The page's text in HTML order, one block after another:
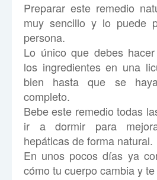
Preparar este remedio
muy sencillo y lo puede
persona.
Lo único que debes
los ingredientes en una
bien hasta que se
completo.
Bebe este remedio todas
ir a dormir para
hepáticas de forma natural.
En unos pocos días ya
cómo tu cuerpo cambia y